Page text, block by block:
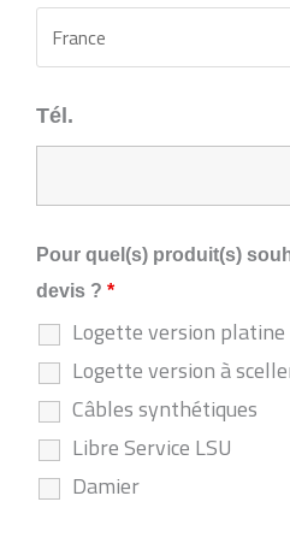
Tél.
Pour quel(s) produit(s)
devis ? *
Logette version
Logette version à
Câbles synthétiques
Libre Service LSU
Damier